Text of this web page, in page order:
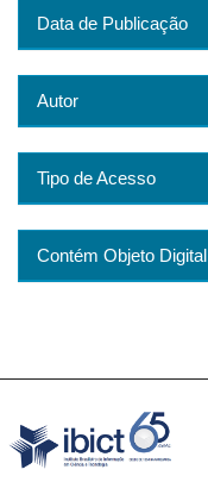
Data de Publicação
Autor
Tipo de Acesso
Contém Objeto Digital